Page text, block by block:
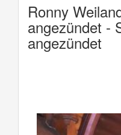
Ronny
angezündet -
angezündet